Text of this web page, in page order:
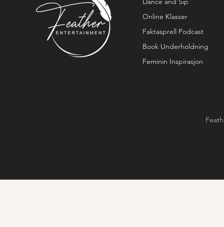
Online Klasser
Faktasprell Podcast
Book Underholdning
Feminin Inspirasjon